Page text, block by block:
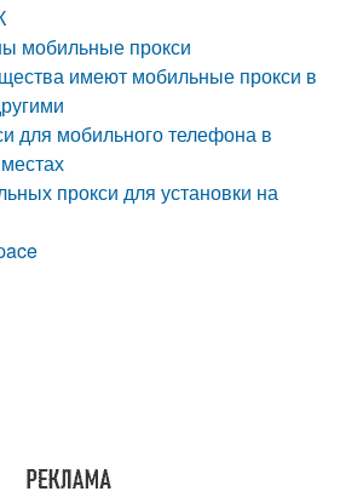
мобильные прокси
имеют мобильные прокси в
для мобильного телефона в
прокси для установки на